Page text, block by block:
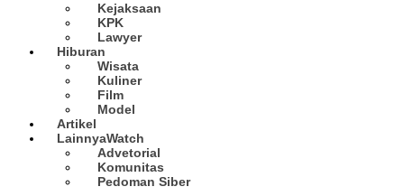
Kejaksaan
KPK
Lawyer
Hiburan
Wisata
Kuliner
Film
Model
Artikel
LainnyaWatch
Advetorial
Komunitas
Pedoman Siber